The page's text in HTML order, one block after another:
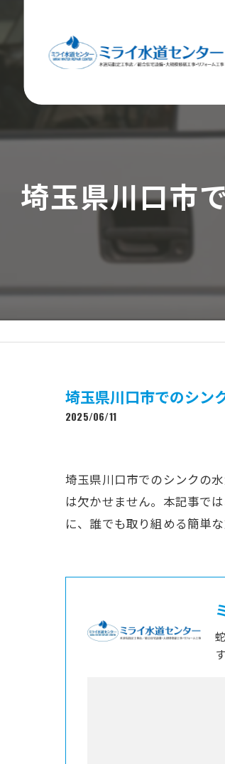
埼玉県川口市
埼玉県川口市でのシン
2025/06/11
埼玉県川口市でのシンクの
は欠かせません。本記事で
に、誰でも取り組める簡単